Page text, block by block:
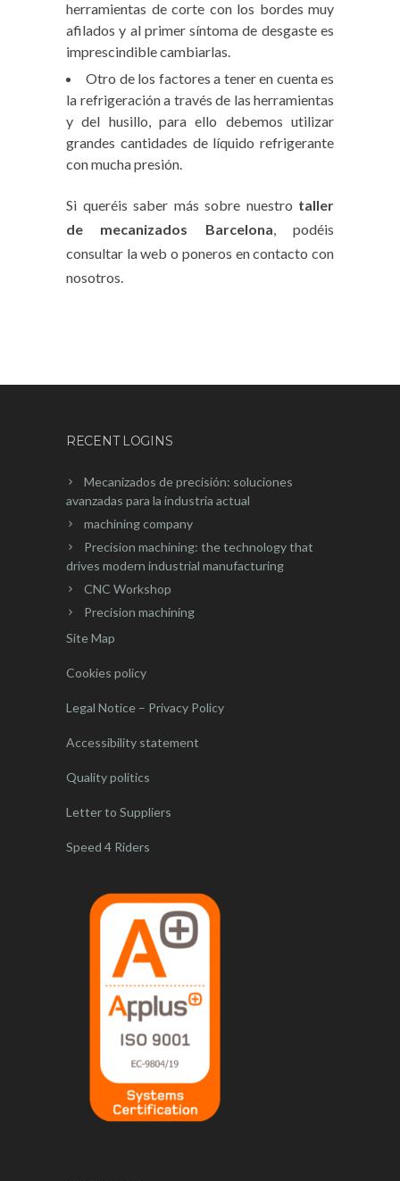
herramientas de corte con los bordes muy
afilados y al primer síntoma de desgaste es
imprescindible cambiarlas.
Otro de los factores a tener en cuenta es
la refrigeración a través de las herramientas
y del husillo, para ello debemos utilizar
grandes cantidades de líquido refrigerante
con mucha presión.
Si queréis saber más sobre nuestro taller
de mecanizados Barcelona, podéis
consultar la web o poneros en contacto con
nosotros.
RECENT LOGINS
Mecanizados de precisión: soluciones
avanzadas para la industria actual
machining company
Precision machining: the technology that
drives modern industrial manufacturing
CNC Workshop
Precision machining
Site Map
Cookies policy
Legal Notice – Privacy Policy
Accessibility statement
Quality politics
Letter to Suppliers
Speed 4 Riders